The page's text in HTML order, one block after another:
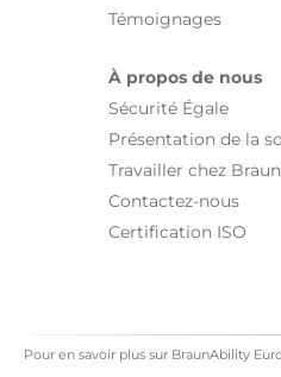
Témoignages
À propos de nous
Sécurité Égale
Présentation de la
Travailler chez
Contactez-nous
Certification ISO
Pour en savoir plus sur BraunAbility